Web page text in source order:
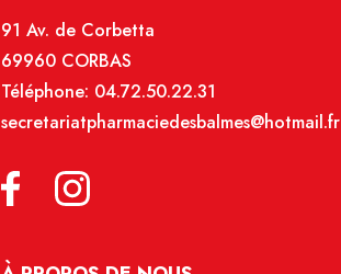
91 Av. de Corbetta
69960 CORBAS
Téléphone: 04.72.50.22.31
secretariatpharmaciedesbalmes@hotmail.fr